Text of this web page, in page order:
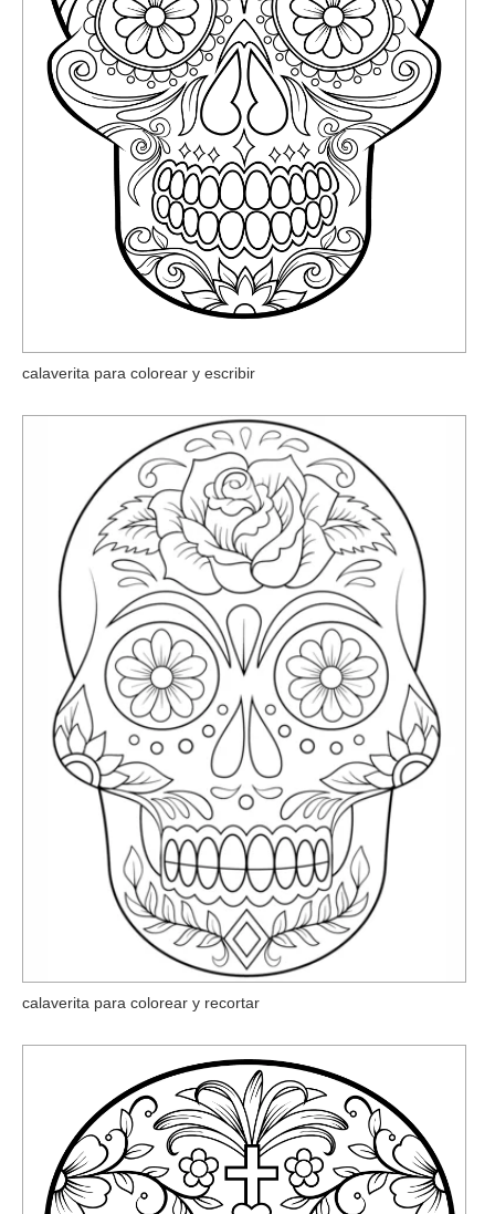
calaverita para colorear y escribir
calaverita para colorear y recortar